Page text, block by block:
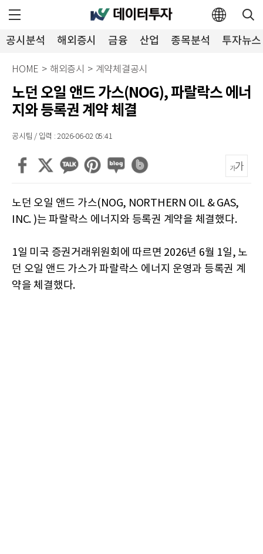
공시분석 해외증시 금융 산업 종목분석 투자뉴스
HOME > 해외증시 > 계약체결공시
노던 오일 앤드 가스(NOG), 파랄락스 에너
지와 등록권 계약 체결
공시팀 / 입력 : 2026-06-02 05:41
노던 오일 앤드 가스(NOG, NORTHERN OIL & GAS,
INC. )는 파랄락스 에너지와 등록권 계약을 체결했다.
1일 미국 증권거래위원회에 따르면 2026년 6월 1일, 노
던 오일 앤드 가스가 파랄락스 에너지 운영과 등록권 계
약을 체결했다.